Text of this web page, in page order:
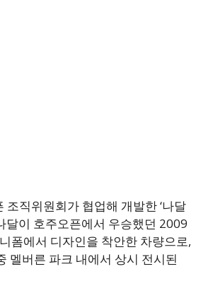
조직위원회가 협업해 개발한 ‘나달
달이 호주오픈에서 우승했던 2009
폼에서 디자인을 착안한 차량으로,
멜버른 파크 내에서 상시 전시된